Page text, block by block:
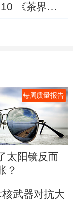
《茶界中
每周质量报告
太阳镜反而
？
武器对抗大